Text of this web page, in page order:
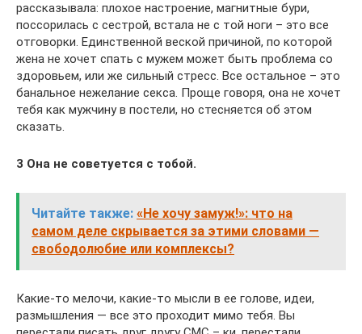
рассказывала: плохое настроение, магнитные бури,
поссорилась с сестрой, встала не с той ноги – это все
отговорки. Единственной веской причиной, по которой
жена не хочет спать с мужем может быть проблема со
здоровьем, или же сильный стресс. Все остальное – это
банальное нежелание секса. Проще говоря, она не хочет
тебя как мужчину в постели, но стесняется об этом
сказать.
3 Она не советуется с тобой.
Читайте также: «Не хочу замуж!»: что на
самом деле скрывается за этими словами —
свободолюбие или комплексы?
Какие-то мелочи, какие-то мысли в ее голове, идеи,
размышления — все это проходит мимо тебя. Вы